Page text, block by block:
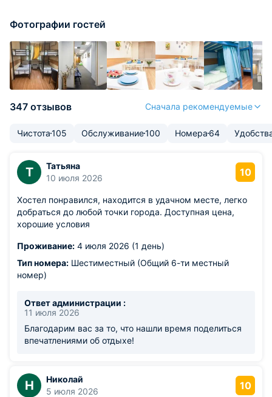
Фотографии гостей
347 отзывов Сначала рекомендуемые
Чистота105 Обслуживание100 Номера 64
Т
Татьяна
10 июля 2026
10
Хостел понравился, находится в удачном месте, легко
добраться до любой точки города. Доступная цена,
хорошие условия
Проживание: 4 июля 2026 (1 день)
Тип номера: Шестиместный (Общий 6-ти местный
номер)
Ответ администрации :
11 июля 2026
Благодарим вас за то, что нашли время поделиться
впечатлениями об отдыхе!
Н
Николай
5 июля 2026
10